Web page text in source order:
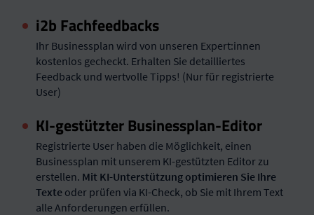
i2b Fachfeedbacks
Ihr Businessplan wird von unseren Expert:innen
kostenlos gecheckt. Erhalten Sie detailliertes
Feedback und wertvolle Tipps! (Nur für registrierte
User)
KI-gestützter Businessplan-Editor
Registrierte User haben die Möglichkeit, einen
Businessplan mit unserem KI-gestützten Editor zu
erstellen. Mit KI-Unterstützung optimieren Sie Ihre
Texte oder prüfen via KI-Check, ob Sie mit Ihrem Text
alle Anforderungen erfüllen.